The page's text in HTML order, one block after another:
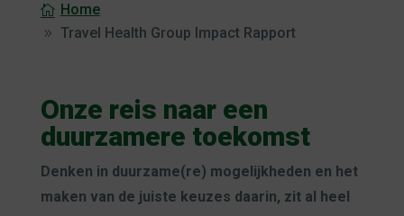
Home
Travel Health Group Impact Rapport
Onze reis naar een
duurzamere toekomst
Denken in duurzame(re) mogelijkheden en het
maken van de juiste keuzes daarin, zit al heel